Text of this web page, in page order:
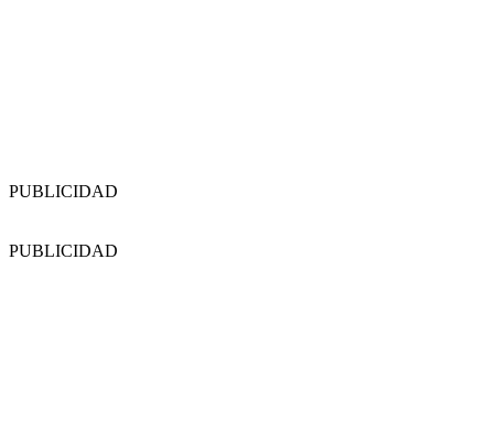
PUBLICIDAD
PUBLICIDAD